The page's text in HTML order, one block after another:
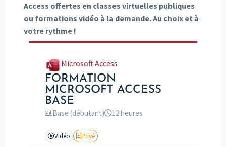
Access offertes en classes virtuelles publiques
ou formations vidéo à la demande. Au choix et à
votre rythme !
Microsoft Access
FORMATION
MICROSOFT ACCESS
BASE
Base (débutant) 12 heures
Vidéo Privé